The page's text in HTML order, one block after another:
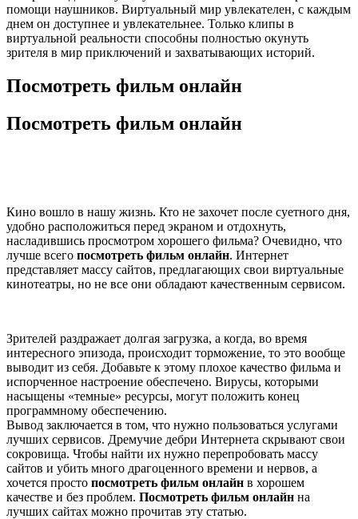
помощи наушников. Виртуальный мир увлекателен, с каждым
днем он доступнее и увлекательнее. Только клипы в
виртуальной реальности способны полностью окунуть
зрителя в мир приключений и захватывающих историй.
Посмотреть фильм онлайн
Посмотреть фильм онлайн
Кино вошло в нашу жизнь. Кто не захочет после суетного дня,
удобно расположиться перед экраном и отдохнуть,
насладившись просмотром хорошего фильма? Очевидно, что
лучше всего посмотреть фильм онлайн. Интернет
представляет массу сайтов, предлагающих свои виртуальные
кинотеатры, но не все они обладают качественным сервисом.
Зрителей раздражает долгая загрузка, а когда, во время
интересного эпизода, происходит торможение, то это вообще
выводит из себя. Добавьте к этому плохое качество фильма и
испорченное настроение обеспечено. Вирусы, которыми
насыщены «темные» ресурсы, могут положить конец
программному обеспечению.
Вывод заключается в том, что нужно пользоваться услугами
лучших сервисов. Дремучие дебри Интернета скрывают свои
сокровища. Чтобы найти их нужно перепробовать массу
сайтов и убить много драгоценного времени и нервов, а
хочется просто посмотреть фильм онлайн в хорошем
качестве и без проблем. Посмотреть фильм онлайн на
лучших сайтах можно прочитав эту статью.